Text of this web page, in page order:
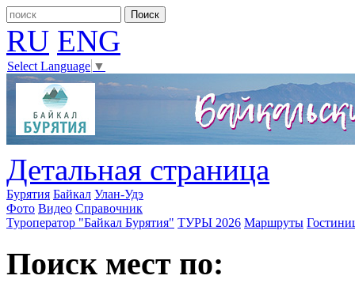
RU ENG
Select Language ▼
Детальная страница
Бурятия Байкал Улан-Удэ
Фото Видео Справочник
Туроператор "Байкал Бурятия" ТУРЫ 2026 Маршруты
Поиск мест по: